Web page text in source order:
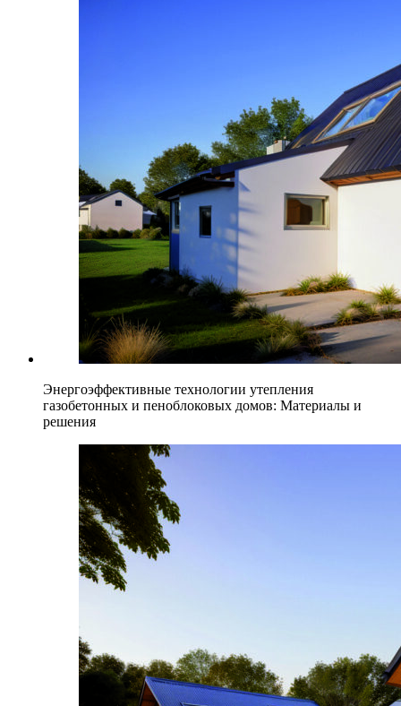
Энергоэффективные технологии утепления
газобетонных и пеноблоковых домов: Материалы и
решения